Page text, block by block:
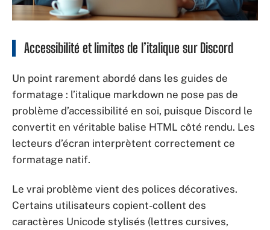
Accessibilité et limites de l’italique sur Discord
Un point rarement abordé dans les guides de
formatage : l’italique markdown ne pose pas de
problème d’accessibilité en soi, puisque Discord le
convertit en véritable balise HTML côté rendu. Les
lecteurs d’écran interprètent correctement ce
formatage natif.
Le vrai problème vient des polices décoratives.
Certains utilisateurs copient-collent des
caractères Unicode stylisés (lettres cursives,